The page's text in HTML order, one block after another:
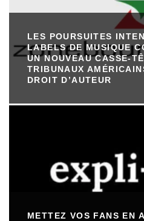
LES POURSUITES
LABELS DE MUSIQUE
UN NOUVEAU CASSE-
TRIBUNAUX
DROIT D’AUTEUR
METTEZ VOS FANS EN